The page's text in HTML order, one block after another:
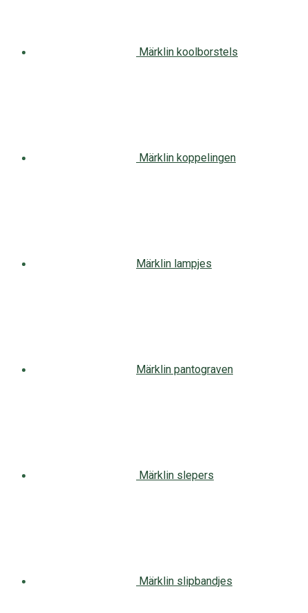
Märklin koolborstels
Märklin koppelingen
Märklin lampjes
Märklin pantograven
Märklin slepers
Märklin slipbandjes